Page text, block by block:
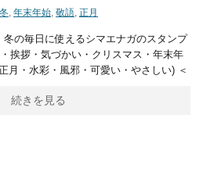
冬, 年末年始, 敬語, 正月
冬の毎日に使えるシマエナガのスタンプ
挨拶・気づかい・クリスマス・年末年
月・水彩・風邪・可愛い・やさしい) ＜
続きを見る